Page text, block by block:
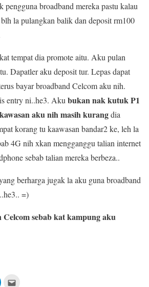
pengguna broadband mereka pastu kalau
la pulangkan balik dan deposit rm100
tempat dia promote aitu. Aku pulan
Dapatler aku deposit tur. Lepas dapat
bayar broadband Celcom aku nih.
entry ni..he3. Akubukan nak kutuk P1
kawasan aku nih masih kurangdia
korang tu kaawasan bandar2 ke, leh la
4G nih xkan mengganggu talian internet
sebab talian mereka berbeza..
berharga jugak la aku guna broadband
=)
sebab kat kampung aku